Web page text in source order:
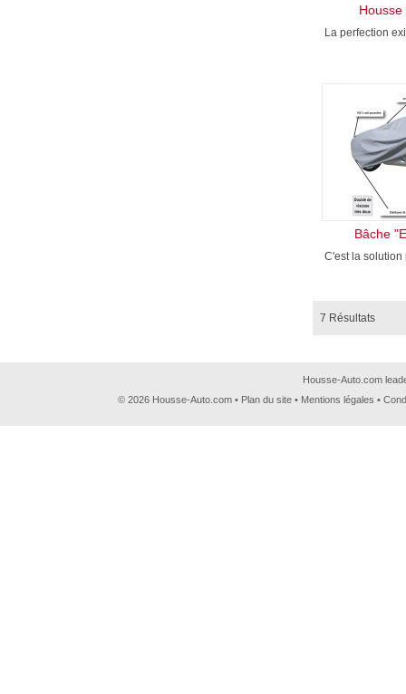
La perfection
Bâche
C'est la solution
7 Résultats
Housse-Auto.com
© 2026 Housse-Auto.com • Plan du site • Mentions légales •